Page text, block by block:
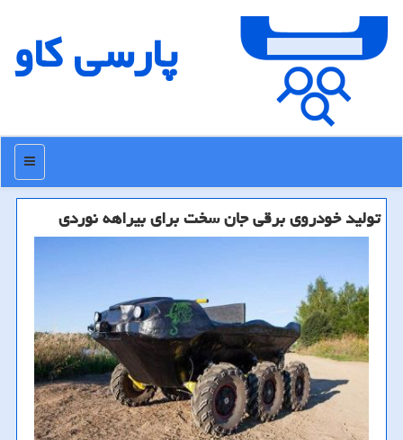
پارسی كاو
منو
تولید خودروی برقی جان سخت برای بیراهه نوردی